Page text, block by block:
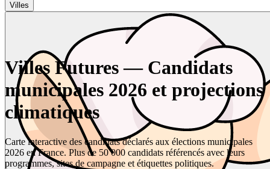
Villes
Villes Futures — Candidats
municipales 2026 et projections
climatiques
Carte interactive des candidats déclarés aux élections municipales
2026 en France. Plus de 50 000 candidats référencés avec leurs
programmes, sites de campagne et étiquettes politiques.